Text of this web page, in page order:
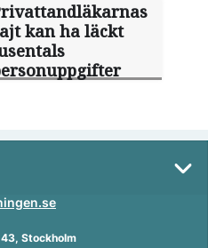
kan ha läckt
Stockholm